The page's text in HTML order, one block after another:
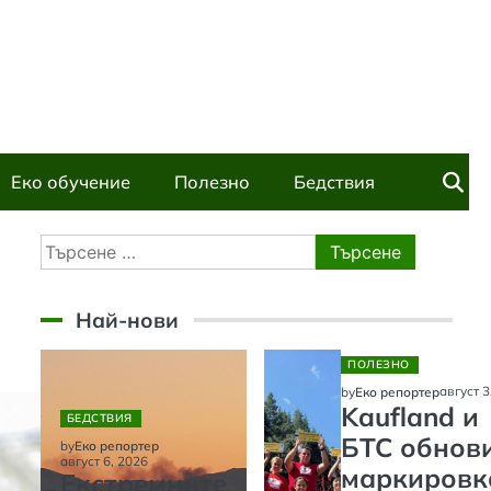
Еко обучение Полезно Бедствия
Търсене
за:
Най-нови
БЕДСТВИЯ
byЕко репортер
август 6, 2026
Екстремните
ПОЛЕЗНО
byЕко репортеравгуст
Kaufland и
БТС